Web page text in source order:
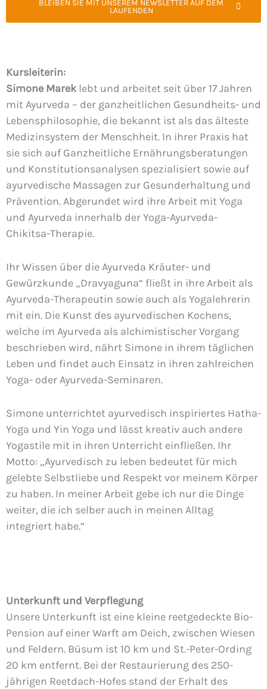
BLEIBEN SIE MIT UNSEREM NEWSLETTER AUF DEM
LAUFENDEN
Kursleiterin:
Simone Mareklebt und arbeitet seit über 17 Jahren
mit Ayurveda – der ganzheitlichen Gesundheits- und
Lebensphilosophie, die bekannt ist als das älteste
Medizinsystem der Menschheit. In ihrer Praxis hat
sie sich auf Ganzheitliche Ernährungsberatungen
und Konstitutionsanalysen spezialisiert sowie auf
ayurvedische Massagen zur Gesunderhaltung und
Prävention. Abgerundet wird ihre Arbeit mit Yoga
und Ayurveda innerhalb der Yoga-Ayurveda-
Chikitsa-Therapie.
Ihr Wissen über die Ayurveda Kräuter- und
Gewürzkunde „Dravyaguna“ fließt in ihre Arbeit als
Ayurveda-Therapeutin sowie auch als Yogalehrerin
mit ein. Die Kunst des ayurvedischen Kochens,
welche im Ayurveda als alchimistischer Vorgang
beschrieben wird, nährt Simone in ihrem täglichen
Leben und findet auch Einsatz in ihren zahlreichen
Yoga- oder Ayurveda-Seminaren.
Simone unterrichtet ayurvedisch inspiriertes Hatha-
Yoga und Yin Yoga und lässt kreativ auch andere
Yogastile mit in ihren Unterricht einfließen. Ihr
Motto: „Ayurvedisch zu leben bedeutet für mich
gelebte Selbstliebe und Respekt vor meinem Körper
zu haben. In meiner Arbeit gebe ich nur die Dinge
weiter, die ich selber auch in meinen Alltag
integriert habe.“
Unterkunft und Verpflegung
Unsere Unterkunft ist eine kleine reetgedeckte Bio-
Pension auf einer Warft am Deich, zwischen Wiesen
und Feldern. Büsum ist 10 km und St.-Peter-Ording
20 km entfernt. Bei der Restaurierung des 250-
jährigen Reetdach-Hofes stand der Erhalt des